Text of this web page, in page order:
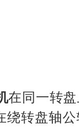
在同一转
绕转盘轴